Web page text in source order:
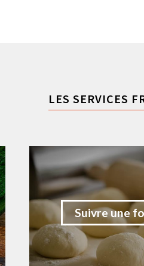
LES SERVICES
Suivre une